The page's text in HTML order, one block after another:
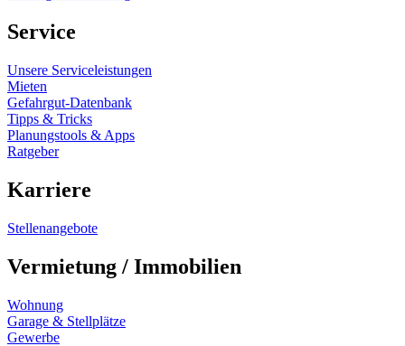
Service
Unsere Serviceleistungen
Mieten
Gefahrgut-Datenbank
Tipps & Tricks
Planungstools & Apps
Ratgeber
Karriere
Stellenangebote
Vermietung / Immobilien
Wohnung
Garage & Stellplätze
Gewerbe